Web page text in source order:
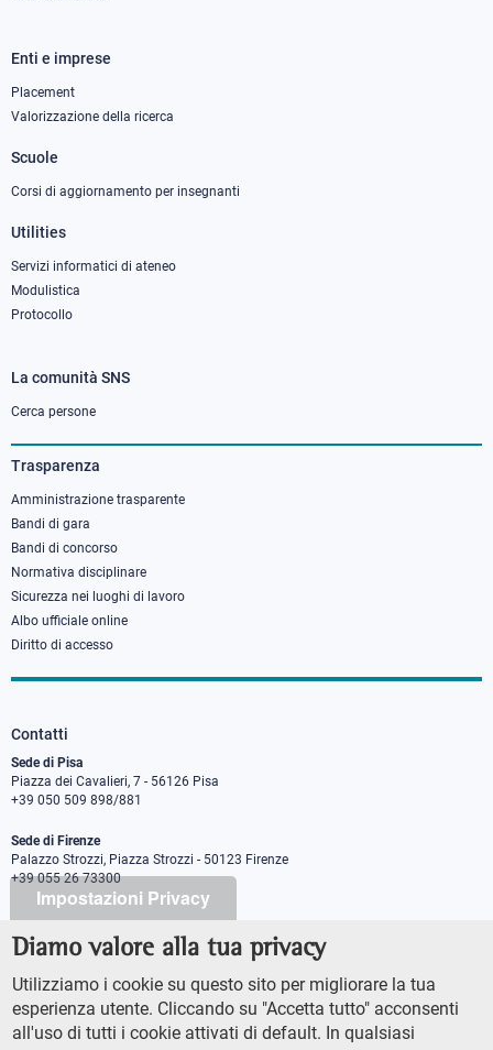
Impostazioni Privacy
Diamo valore alla tua privacy
Utilizziamo i cookie su questo sito per migliorare la tua
esperienza utente. Cliccando su "Accetta tutto" acconsenti
all'uso di tutti i cookie attivati di default. In qualsiasi
Footer
column
Enti e imprese
Placement
Valorizzazione della ricerca
Scuole
Corsi di aggiornamento per insegnanti
Utilities
Servizi informatici di ateneo
Modulistica
Protocollo
Footer
column
3
La comunità SNS
Cerca persone
Trasparenza
Amministrazione trasparente
Bandi di gara
Bandi di concorso
Normativa disciplinare
Sicurezza nei luoghi di lavoro
Albo ufficiale online
Diritto di accesso
Contatti
Sede di Pisa
Piazza dei Cavalieri, 7 - 56126 Pisa
+39 050 509 898/881
Sede di Firenze
Palazzo Strozzi, Piazza Strozzi - 50123 Firenze
+39 055 26 73300
PEC protocollo@pec.sns.it
Codice Fiscale 8000 5050507
Ufficio comunicazione
Addetto stampa